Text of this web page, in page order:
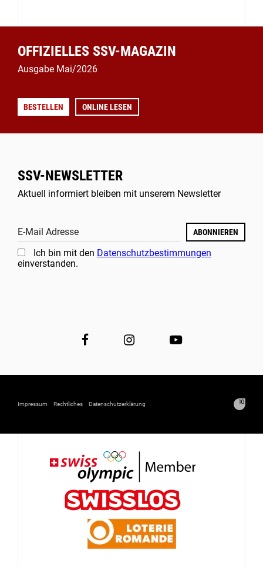
OFFIZIELLES SSV-MAGAZIN
Ausgabe Mai/2026
BESTELLEN ONLINE LESEN
SSV-NEWSLETTER
Aktuell informiert bleiben mit unserem Newsletter
E-Mail Adresse ABONNIEREN
Ich bin mit den Datenschutzbestimmungen
einverstanden.
Impressum Rechtliches Datenschutzerklärung